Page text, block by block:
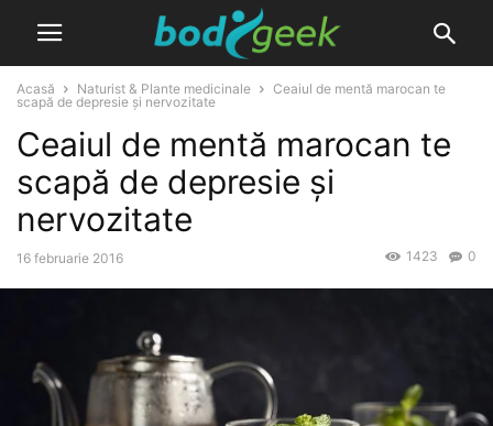
Acasă Naturist & Plante medicinale
Ceaiul de mentă marocan te
scapă de depresie și nervozitate
Ceaiul de mentă marocan te
scapă de depresie și
nervozitate
16 februarie 2016 0
1423